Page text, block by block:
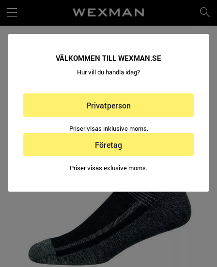
VÄLKOMMEN TILL WEXMAN.SE
Hur vill du handla idag?
Privatperson
Priser visas inklusive moms.
Företag
Priser visas exlusive moms.